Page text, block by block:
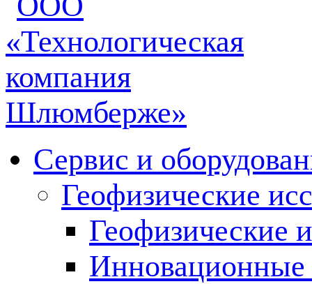
Сервис и
Геофизические
Геофизические
Инновационные